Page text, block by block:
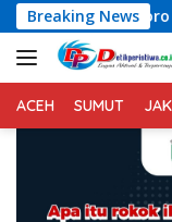
Langsung
ke
konten
Breaking News
Kartini
ACEH SUMUT